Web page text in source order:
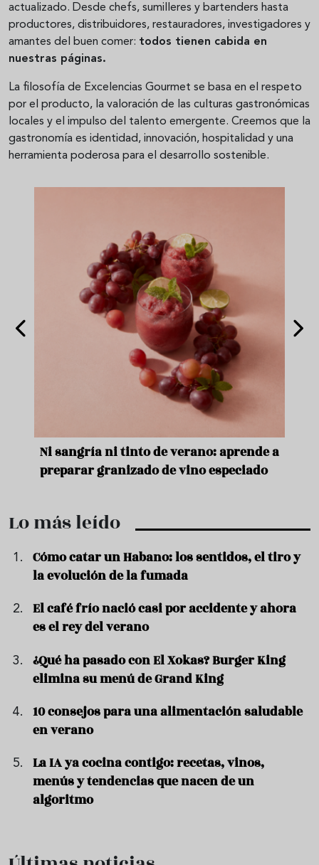
actualizado. Desde chefs, sumilleres y bartenders hasta
productores, distribuidores, restauradores, investigadores y
amantes del buen comer: todos tienen cabida en
nuestras páginas.
La filosofía de Excelencias Gourmet se basa en el respeto
por el producto, la valoración de las culturas gastronómicas
locales y el impulso del talento emergente. Creemos que la
gastronomía es identidad, innovación, hospitalidad y una
herramienta poderosa para el desarrollo sostenible.
Ni sangría ni tinto de verano: aprende a
preparar granizado de vino especiado
Lo más leído
Cómo catar un Habano: los sentidos, el tiro y
la evolución de la fumada
El café frío nació casi por accidente y ahora
es el rey del verano
¿Qué ha pasado con El Xokas? Burger King
elimina su menú de Grand King
10 consejos para una alimentación saludable
en verano
La IA ya cocina contigo: recetas, vinos,
menús y tendencias que nacen de un
algoritmo